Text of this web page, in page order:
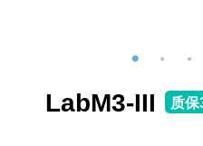
LabM3-III 质保